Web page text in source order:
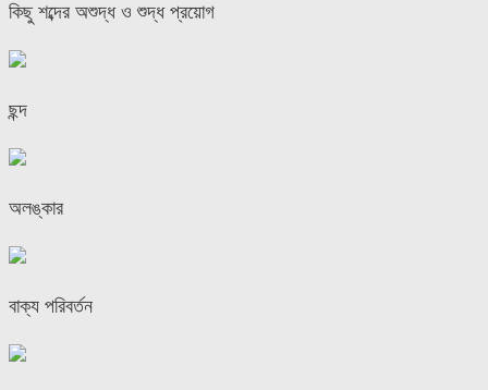
কিছু শব্দের অশুদ্ধ ও শুদ্ধ প্রয়োগ
ছন্দ
অলঙ্কার
বাক্য পরিবর্তন